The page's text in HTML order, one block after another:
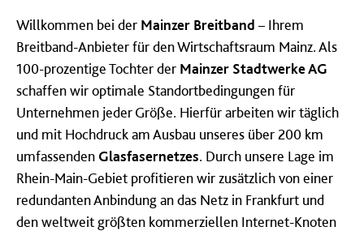
Willkommen bei der Mainzer Breitband – Ihrem
Breitband-Anbieter für den Wirtschaftsraum Mainz. Als
100-prozentige Tochter der Mainzer Stadtwerke AG
schaffen wir optimale Standortbedingungen für
Unternehmen jeder Größe. Hierfür arbeiten wir täglich
und mit Hochdruck am Ausbau unseres über 200 km
umfassenden Glasfasernetzes. Durch unsere Lage im
Rhein-Main-Gebiet profitieren wir zusätzlich von einer
redundanten Anbindung an das Netz in Frankfurt und
den weltweit größten kommerziellen Internet-Knoten